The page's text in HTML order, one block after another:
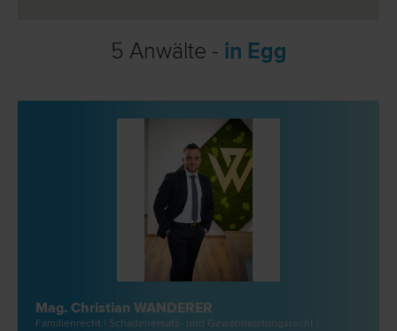
5 Anwälte - in Egg
Mag. Christian WANDERER
Familien­recht | Schadenersatz- und Gewährleistungs­recht |